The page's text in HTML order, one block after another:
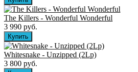
The Killers ‎- Wonderful Wonderful
3 990 руб.
Whitesnake - Unzipped (2Lp)
3 800 руб.